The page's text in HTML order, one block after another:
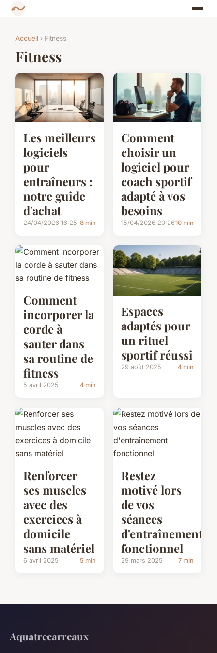
Accueil › Fitness
Fitness
Les meilleurs
logiciels
pour
entraîneurs :
notre guide
d'achat
24/04/2026 16:25 8 min
Comment
choisir un
logiciel pour
coach sportif
adapté à vos
besoins
15/04/2026 20:2610 min
Comment
incorporer la
corde à
sauter dans
sa routine de
fitness
5 avril 2025 4 min
Espaces
adaptés pour
un rituel
sportif réussi
29 août 2025 4 min
Renforcer
ses muscles
avec des
exercices à
domicile
sans matériel
6 avril 2025 5 min
Restez
motivé lors
de vos
séances
d'entraînement
fonctionnel
29 mars 2025 7 min
Aquatrecarreaux